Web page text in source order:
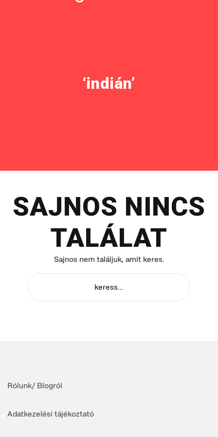
‘indián’
SAJNOS NINCS
TALÁLAT
Sajnos nem találjuk, amit keres.
Rólunk/ Blogról
Adatkezelési tájékoztató